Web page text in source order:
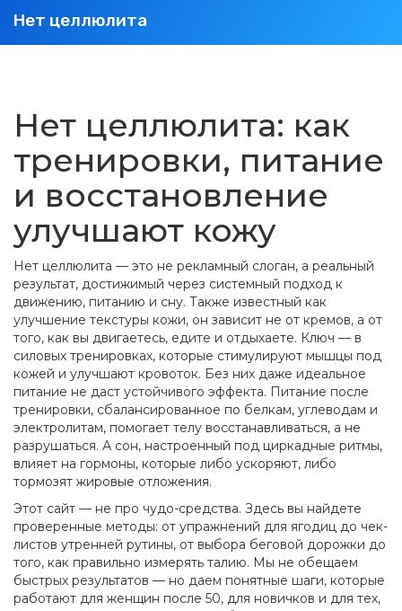
Нет целлюлита
Нет целлюлита: как
тренировки, питание
и восстановление
улучшают кожу
Нет целлюлита — это не рекламный слоган, а реальный
результат, достижимый через системный подход к
движению, питанию и сну. Также известный как
улучшение текстуры кожи, он зависит не от кремов, а от
того, как вы двигаетесь, едите и отдыхаете. Ключ — в
силовых тренировках, которые стимулируют мышцы под
кожей и улучшают кровоток. Без них даже идеальное
питание не даст устойчивого эффекта. Питание после
тренировки, сбалансированное по белкам, углеводам и
электролитам, помогает телу восстанавливаться, а не
разрушаться. А сон, настроенный под циркадные ритмы,
влияет на гормоны, которые либо ускоряют, либо
тормозят жировые отложения.
Этот сайт — не про чудо-средства. Здесь вы найдете
проверенные методы: от упражнений для ягодиц до чек-
листов утренней рутины, от выбора беговой дорожки до
того, как правильно измерять талию. Мы не обещаем
быстрых результатов — но даем понятные шаги, которые
работают для женщин после 50, для новичков и для тех,